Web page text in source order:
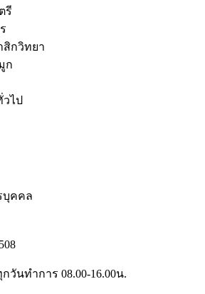
รี
สิกวิทยา
ก
ไป
บุคคล
วันทำการ 08.00-16.00น.